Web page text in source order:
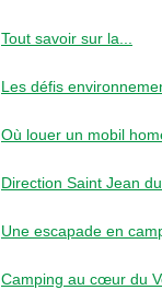
Tout savoir sur la...
Les défis
Où louer un mobil
Direction Saint Jean du
Une escapade en
Camping au cœur du